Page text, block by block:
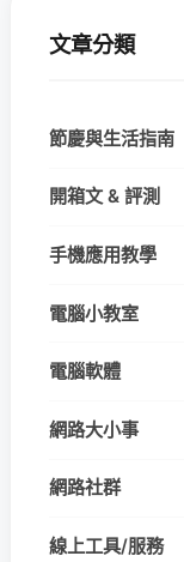
文章分類
節慶與生活指南
開箱文 & 評測
手機應用教學
電腦小教室
電腦軟體
網路大小事
網路社群
線上工具/服務